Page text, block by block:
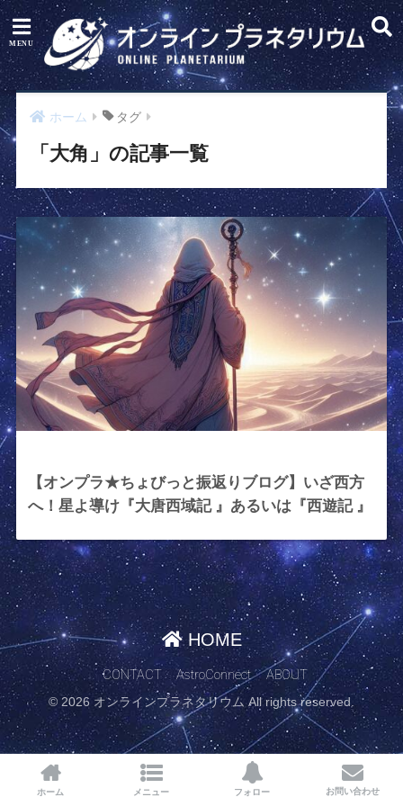
ホーム タグ
「大角」の記事一覧
【オンプラ★ちょびっと振返りブログ】いざ西方
へ！星よ導け『大唐西域記 』あるいは『西遊記 』
HOME
CONTACT AstroConnect ABOUT
© 2026 オンラインプラネタリウム All rights reserved.
ホーム メニュー フォロー お問い合わせ